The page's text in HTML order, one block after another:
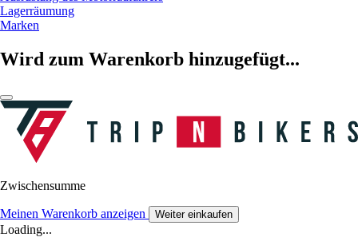
Lagerräumung
Marken
Wird zum Warenkorb hinzugefügt...
Zwischensumme
Meinen Warenkorb anzeigen Weiter einkaufen
Loading...